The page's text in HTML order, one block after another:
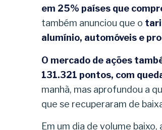
em 25% países que
também anunciou que o
alumínio, automóveis e
O mercado de ações
131.321 pontos, com
manhã, mas aprofundou a
que se recuperaram de
Em um dia de volume